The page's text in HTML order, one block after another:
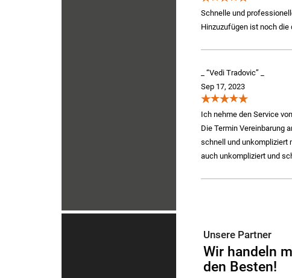
Schnelle und
Hinzuzufügen ist noch
_ “‪Vedi Tradovic‬” _
Sep 17, 2023
Ich nehme den Service
Die Termin Vereinbarung
schnell und unkompliziert
auch unkompliziert und
Unsere Partner
Wir handeln
den Besten!